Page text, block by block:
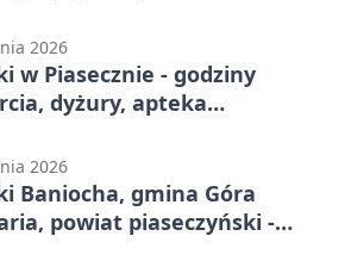
2026
w Piasecznie - godziny
dyżury, apteka
2026
Baniocha, gmina Góra
powiat piaseczyński -